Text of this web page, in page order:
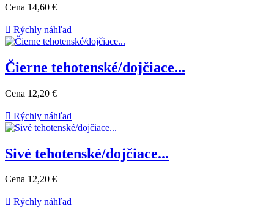
Cena 14,60 €
 Rýchly náhľad
Čierne tehotenské/dojčiace...
Cena 12,20 €
 Rýchly náhľad
Sivé tehotenské/dojčiace...
Cena 12,20 €
 Rýchly náhľad